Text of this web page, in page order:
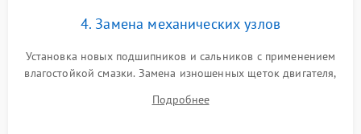
4. Замена механических узлов
Установка новых подшипников и сальников с применением
влагостойкой смазки. Замена изношенных щеток двигателя,
или поврежденной резиновой манжеты.
Подробнее